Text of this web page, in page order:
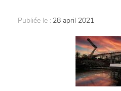
Publiée le : 28 april 2021